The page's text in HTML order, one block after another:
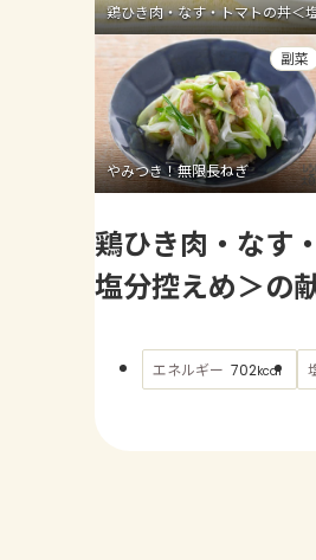
鶏ひき肉・なす・トマトの丼＜
やみつき！無限長ねぎ
副菜
鶏ひき肉・なす
塩分控えめ＞の
エネルギー 702kcal